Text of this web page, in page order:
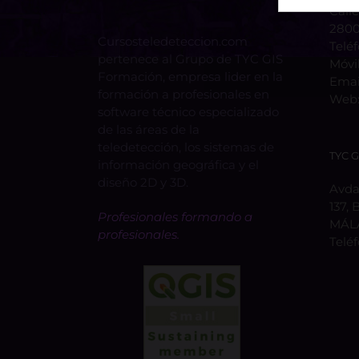
Profesionales formando a
profesionales.
Web:
TYC